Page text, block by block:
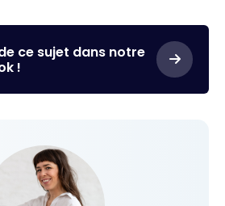
ce sujet dans notre
!